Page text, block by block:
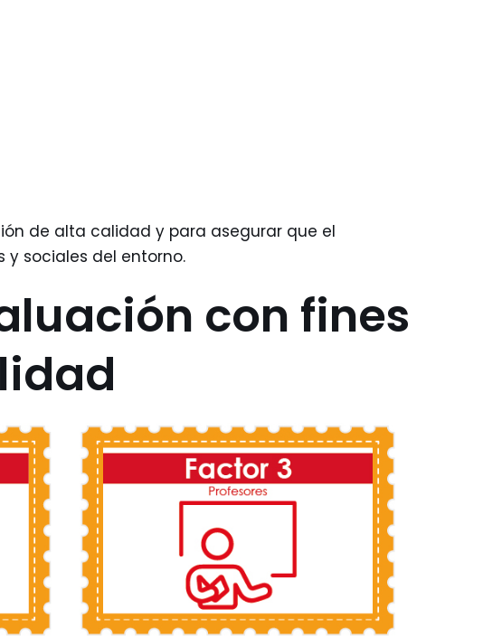
de alta calidad y para asegurar que el
sociales del entorno.
con fines